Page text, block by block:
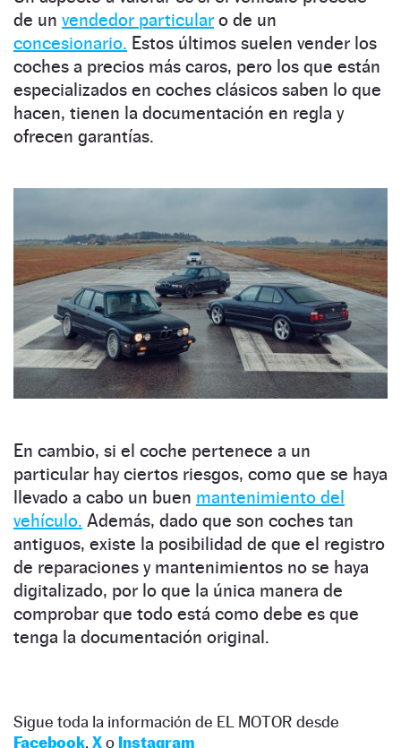
de un vendedor particular o de un
concesionario. Estos últimos suelen vender los
coches a precios más caros, pero los que están
especializados en coches clásicos saben lo que
hacen, tienen la documentación en regla y
ofrecen garantías.
En cambio, si el coche pertenece a un
particular hay ciertos riesgos, como que se haya
llevado a cabo un buen mantenimiento del
vehículo. Además, dado que son coches tan
antiguos, existe la posibilidad de que el registro
de reparaciones y mantenimientos no se haya
digitalizado, por lo que la única manera de
comprobar que todo está como debe es que
tenga la documentación original.
Sigue toda la información de EL MOTOR desde
Facebook, Xo Instagram